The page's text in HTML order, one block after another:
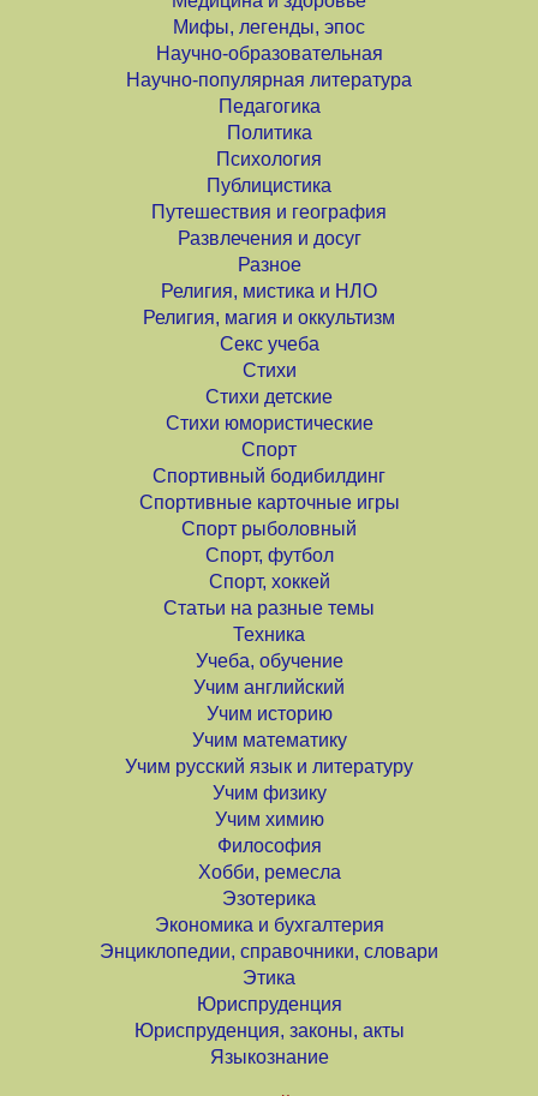
Мифы, легенды, эпос
Научно-образовательная
Научно-популярная литература
Педагогика
Политика
Психология
Публицистика
Путешествия и география
Развлечения и досуг
Разное
Религия, мистика и НЛО
Религия, магия и оккультизм
Секс учеба
Стихи
Стихи детские
Стихи юмористические
Спорт
Спортивный бодибилдинг
Спортивные карточные игры
Спорт рыболовный
Спорт, футбол
Спорт, хоккей
Статьи на разные темы
Техника
Учеба, обучение
Учим английский
Учим историю
Учим математику
Учим русский язык и литературу
Учим физику
Учим химию
Философия
Хобби, ремесла
Эзотерика
Экономика и бухгалтерия
Энциклопедии, справочники, словари
Этика
Юриспруденция
Юриспруденция, законы, акты
Языкознание